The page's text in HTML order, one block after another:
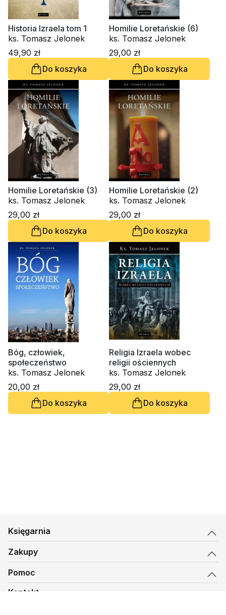
Historia Izraela tom 1
ks. Tomasz Jelonek
49,90 zł
Do koszyka
Homilie Loretańskie (6)
ks. Tomasz Jelonek
29,00 zł
Do koszyka
Homilie Loretańskie (3)
ks. Tomasz Jelonek
29,00 zł
Do koszyka
Homilie Loretańskie (2)
ks. Tomasz Jelonek
29,00 zł
Do koszyka
Bóg, człowiek,
społeczeństwo
ks. Tomasz Jelonek
20,00 zł
Do koszyka
Religia Izraela wobec
religii ościennych
ks. Tomasz Jelonek
29,00 zł
Do koszyka
Księgarnia
Zakupy
Pomoc
Kontakt